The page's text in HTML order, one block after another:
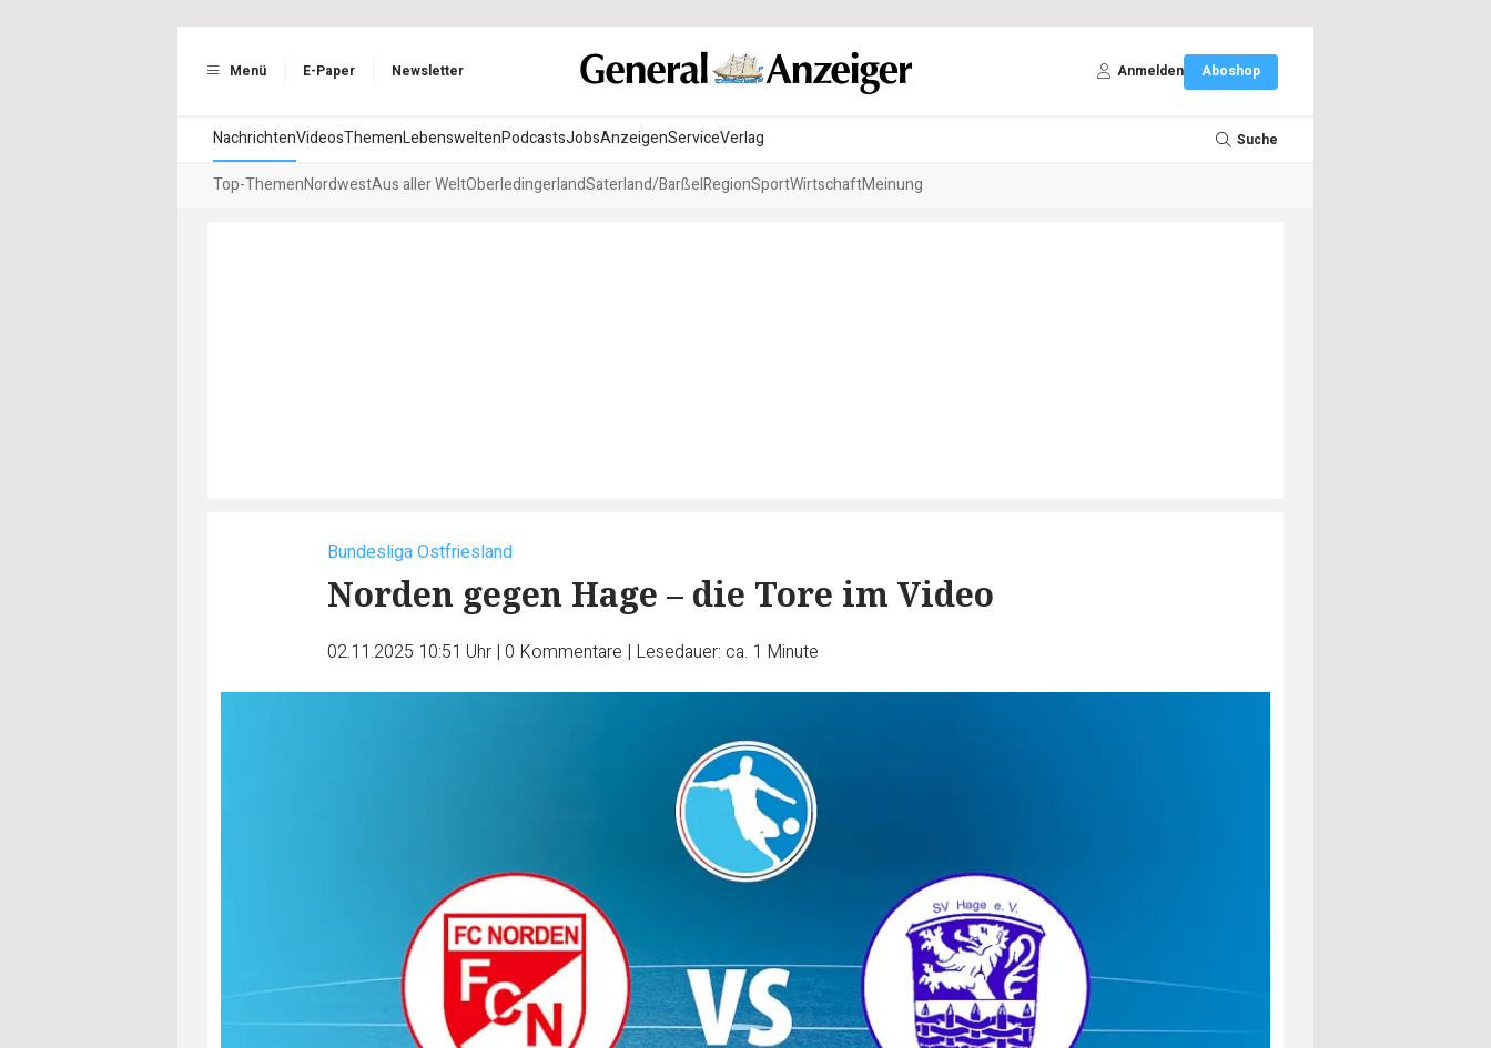
Menü E-Paper Newsletter Anmelden Aboshop
NachrichtenVideosThemenLebensweltenPodcastsJobsAnzeigenServiceVerlag Suche
Top-ThemenNordwestAus aller WeltOberledingerlandSaterland/BarßelRegionSportWirtschaftMeinung
Bundesliga Ostfriesland
Norden gegen Hage – die Tore im Video
02.11.2025 10:51 Uhr | 0 Kommentare | Lesedauer: ca. 1 Minute